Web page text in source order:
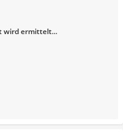
wird ermittelt...